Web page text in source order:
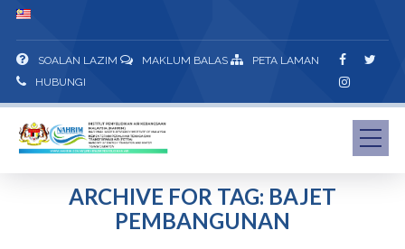
SOALAN LAZIM MAKLUM BALAS
PETA LAMAN
HUBUNGI
ARCHIVE FOR TAG: BAJET
PEMBANGUNAN